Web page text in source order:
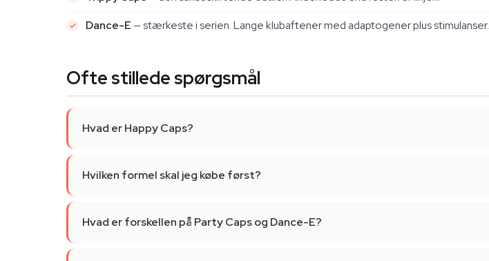
Dance-E — stærkeste i serien. Lange klubaftener med adaptogener plus stimulanser.
Ofte stillede spørgsmål
Hvad er Happy Caps?
Hvilken formel skal jeg købe først?
Hvad er forskellen på Party Caps og Dance-E?